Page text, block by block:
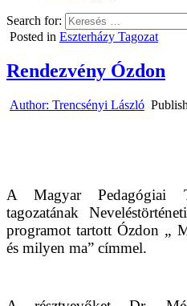
Search for:
Posted in Eszterházy Tagozat
Rendezvény Ózdon
Author: Trencsényi László
A Magyar Pedagógiai
tagozatának
programot tartott Ózdon „
és milyen ma” címmel.